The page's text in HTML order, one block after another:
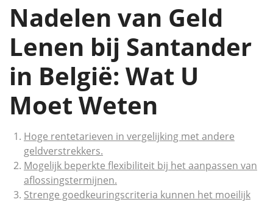
Nadelen van Geld
Lenen bij Santander
in België: Wat U
Moet Weten
Hoge rentetarieven in vergelijking met andere
geldverstrekkers.
Mogelijk beperkte flexibiliteit bij het aanpassen van
aflossingstermijnen.
Strenge goedkeuringscriteria kunnen het moeilijk